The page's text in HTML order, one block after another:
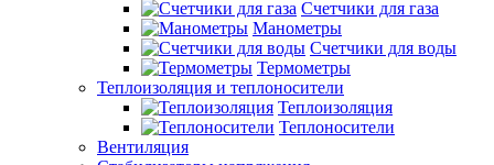
Счетчики для газа
Манометры
Счетчики для воды
Термометры
Теплоизоляция и теплоносители
Теплоизоляция
Теплоносители
Вентиляция